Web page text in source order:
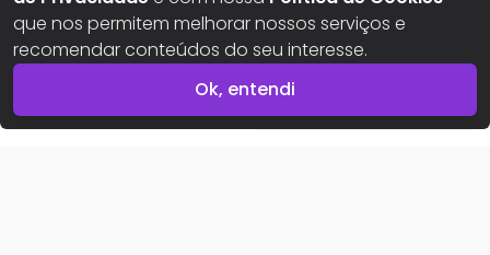
que nos permitem melhorar nossos serviços e
recomendar conteúdos do seu interesse.
Ok, entendi
Buscar imóveis Imóvel indisponível